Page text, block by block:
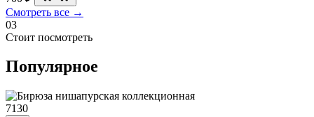
Смотреть все →
03
Стоит посмотреть
Популярное
7130